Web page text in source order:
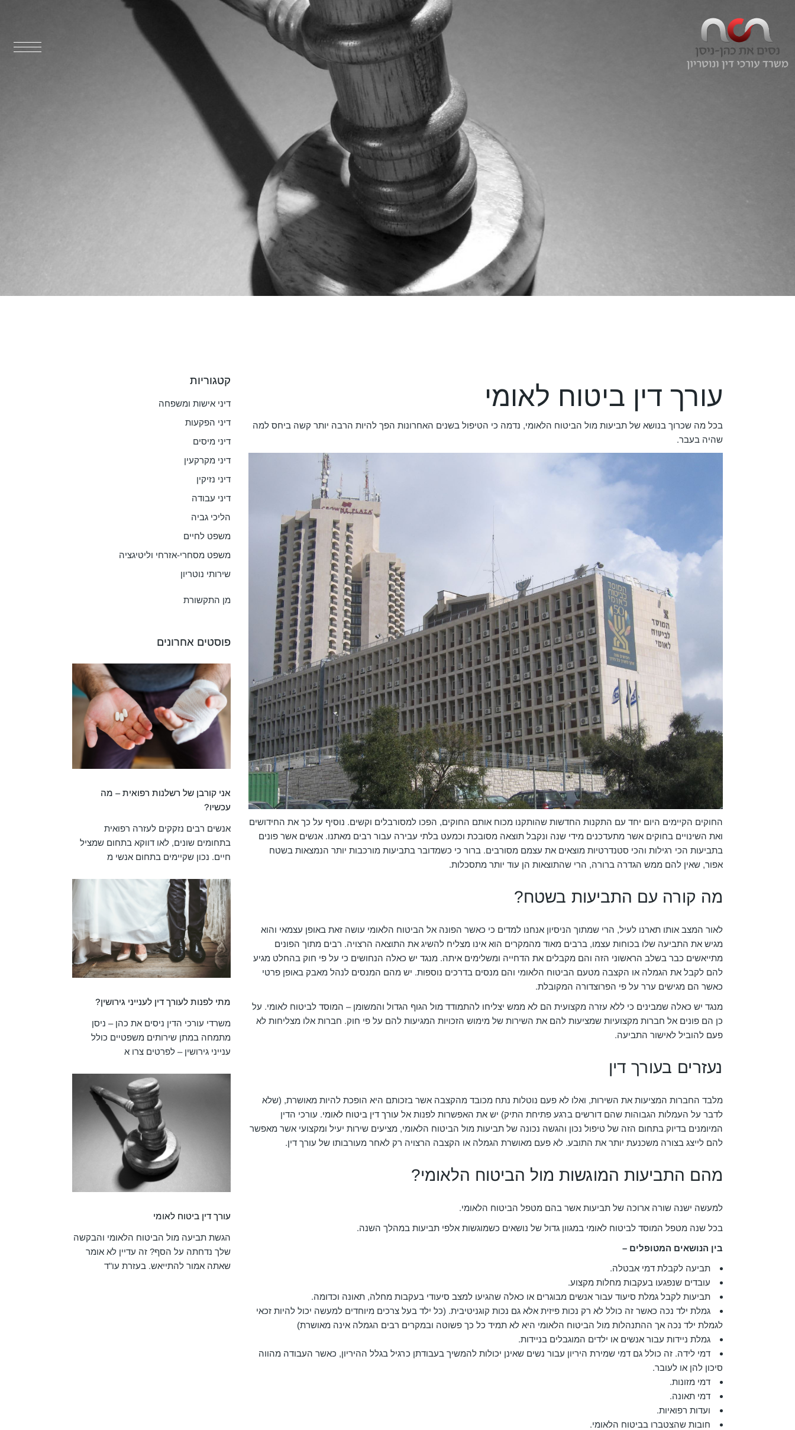
content
עורך דין ביטוח לאומי
בכל מה שכרוך בנושא של תביעות מול הביטוח הלאומי, נדמה כי הטיפול בשנים האחרונות הפך להיות הרבה יותר קשה ביחס למה
שהיה בעבר.
החוקים הקיימים היום יחד עם התקנות החדשות שהותקנו מכוח אותם החוקים, הפכו למסורבלים וקשים. נוסיף על כך את החידושים
ואת השינויים בחוקים אשר מתעדכנים מידי שנה ונקבל תוצאה מסובכת וכמעט בלתי עבירה עבור רבים מאתנו. אנשים אשר פונים
בתביעות הכי רגילות והכי סטנדרטיות מוצאים את עצמם מסורבים. ברור כי כשמדובר בתביעות מורכבות יותר הנמצאות בשטח
אפור, שאין להם ממש הגדרה ברורה, הרי שהתוצאות הן עוד יותר מתסכלות.
מה קורה עם התביעות בשטח?
לאור המצב אותו תארנו לעיל, הרי שמתוך הניסיון אנחנו למדים כי כאשר הפונה אל הביטוח הלאומי עושה זאת באופן עצמאי והוא
מגיש את התביעה שלו בכוחות עצמו, ברבים מאוד מהמקרים הוא אינו מצליח להשיג את התוצאה הרצויה. רבים מתוך הפונים
מתייאשים כבר בשלב הראשוני הזה והם מקבלים את הדחייה ומשלימים איתה. מנגד יש כאלה הנחושים כי על פי חוק בהחלט מגיע
להם לקבל את הגמלה או הקצבה מטעם הביטוח הלאומי והם מנסים בדרכים נוספות. יש מהם המנסים לנהל מאבק באופן פרטי
כאשר הם מגישים ערר על פי הפרוצדורה המקובלת.
מנגד יש כאלה שמבינים כי ללא עזרה מקצועית הם לא ממש יצליחו להתמודד מול הגוף הגדול והמשומן – המוסד לביטוח לאומי. על
כן הם פונים אל חברות מקצועיות שמציעות להם את השירות של מימוש הזכויות המגיעות להם על פי חוק. חברות אלו מצליחות לא
פעם להוביל לאישור התביעה.
נעזרים בעורך דין
מלבד החברות המציעות את השירות, ואלו לא פעם נוטלות נתח מכובד מהקצבה אשר בזכותם היא הופכת להיות מאושרת, (שלא
לדבר על העמלות הגבוהות שהם דורשים ברגע פתיחת התיק) יש את האפשרות לפנות אל עורך דין ביטוח לאומי. עורכי הדין
המיומנים בדיוק בתחום הזה של טיפול נכון והגשה נכונה של תביעות מול הביטוח הלאומי, מציעים שירות יעיל ומקצועי אשר מאפשר
להם לייצג בצורה משכנעת יותר את התובע. לא פעם מאושרת הגמלה או הקצבה הרצויה רק לאחר מעורבותו של עורך דין.
מהם התביעות המוגשות מול הביטוח הלאומי?
למעשה ישנה שורה ארוכה של תביעות אשר בהם מטפל הביטוח הלאומי.
בכל שנה מטפל המוסד לביטוח לאומי במגוון גדול של נושאים כשמוגשות אלפי תביעות במהלך השנה.
בין הנושאים המטופלים –
תביעה לקבלת דמי אבטלה.
עובדים שנפגעו בעקבות מחלות מקצוע.
תביעות לקבל גמלת סיעוד עבור אנשים מבוגרים או כאלה שהגיעו למצב סיעודי בעקבות מחלה, תאונה וכדומה.
גמלת ילד נכה כאשר זה כולל לא רק נכות פיזית אלא גם נכות קוגניטיבית. (כל ילד בעל צרכים מיוחדים למעשה יכול להיות זכאי
לגמלת ילד נכה אך ההתנהלות מול הביטוח הלאומי היא לא תמיד כל כך פשוטה ובמקרים רבים הגמלה אינה מאושרת)
גמלת ניידות עבור אנשים או ילדים המוגבלים בניידות.
דמי לידה. זה כולל גם דמי שמירת היריון עבור נשים שאינן יכולות להמשיך בעבודתן כרגיל בגלל ההיריון, כאשר העבודה מהווה
סיכון להן או לעובר.
דמי מזונות.
דמי תאונה.
ועדות רפואיות.
חובות שהצטברו בביטוח הלאומי.
קטגוריות
דיני אישות ומשפחה
דיני הפקעות
דיני מיסים
דיני מקרקעין
דיני נזיקין
דיני עבודה
הליכי גביה
משפט לחיים
משפט מסחרי-אזרחי וליטיגציה
שירותי נוטריון
מן התקשורת
פוסטים אחרונים
אני קורבן של רשלנות רפואית – מה
עכשיו?
אנשים רבים נזקקים לעזרה רפואית
בתחומים שונים, לאו דווקא בתחום שמציל
חיים. נכון שקיימים בתחום אנשי מ
מתי לפנות לעורך דין לענייני גירושין?
משרדי עורכי הדין ניסים את כהן – ניסן
מתמחה במתן שירותים משפטיים כולל
ענייני גירושין – לפרטים צרו א
עורך דין ביטוח לאומי
הגשת תביעה מול הביטוח הלאומי והבקשה
שלך נדחתה על הסף? זה עדיין לא אומר
שאתה אמור להתייאש. בעזרת עו"ד